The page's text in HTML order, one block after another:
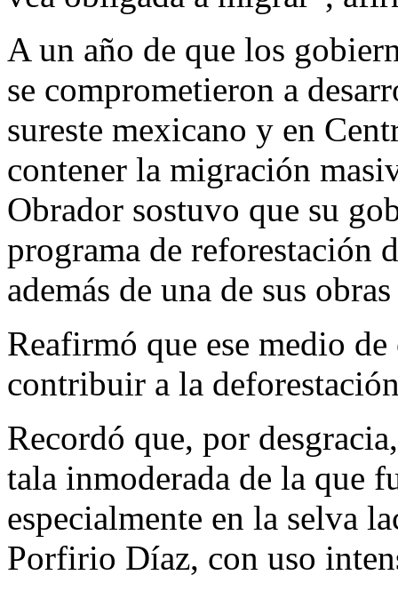
A un año de que los
se comprometieron a
sureste mexicano y en
contener la migración
Obrador sostuvo que su
programa de reforestación
además de una de sus
Reafirmó que ese medio
contribuir a la
Recordó que, por
tala inmoderada de la que
especialmente en la selva
Porfirio Díaz, con uso